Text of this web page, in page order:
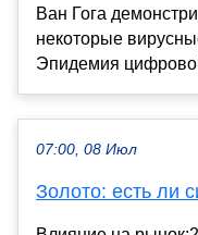
Ван Гога
некоторые
Эпидемия
07:00, 08 Июл
Золото: есть ли